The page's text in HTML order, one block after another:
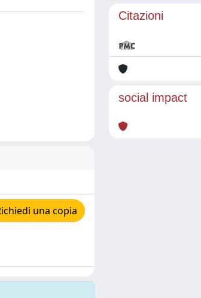
una copia
Citazioni
social impact